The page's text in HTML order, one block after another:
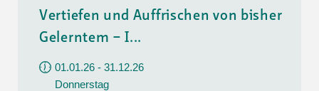
Vertiefen und Auffrischen von bisher
Gelerntem – I...
01.01.26 - 31.12.26
Donnerstag